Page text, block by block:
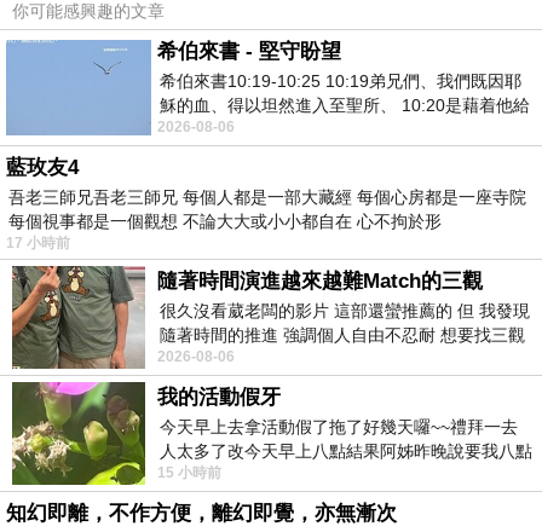
鄉村消費快於城鎮消費，商品消費增長快於餐飲
消費，網絡消費增長快於實體店消費，非耐用消
費品消費快於耐用消費品消費。此外，高虎城表
示商務部還將積極支持當前出現的一些新的具有
潛力的貿易方式和新型服務，擴大鼓勵進口技術
和產品目錄，支持服務外包發展。另外，高虎城
還透露，商務部正在會同有關部門研究出臺搞活
流通、促進消費的具體措施，其中生鮮物流將會
受到重點支持。他表示，商務部正在研究如何通
過貸款貼息、專項補貼、土地出讓等措施，加快
發展農產品批發市場、農產品冷鏈物流設施、大
型物流配送中心等具有公益性質的流通設施，為
搞活流通、促進消費提供更有利的基礎條件。生
鮮物流成電商佈局重點農產品物流在中國電商市
場中需求量旺盛。最近，天貓、蘇寧易購、一號
你可能感興趣的文章
希伯來書 - 堅守盼望
希伯來書10:19-10:25 10:19弟兄們、我們既因耶
穌的血、得以坦然進入至聖所、 10:20是藉着他給
我們開了一條又新又活的路從幔子經過
2026-08-06
藍玫友4
吾老三師兄吾老三師兄 每個人都是一部大藏經 每個心房都是一座寺院
每個視事都是一個觀想 不論大大或小小都自在 心不拘於形
17 小時前
隨著時間演進越來越難Match的三觀
很久沒看葳老闆的影片 這部還蠻推薦的 但 我發現
隨著時間的推進 強調個人自由不忍耐 想要找三觀
接近的不要說對象 連朋友都超
2026-08-06
我的活動假牙
今天早上去拿活動假了拖了好幾天囉~~禮拜一去
人太多了改今天早上八點結果阿姊昨晚說要我八點
去西螺農會~回到莿桐都8點半多了
15 小時前
知幻即離，不作方便，離幻即覺，亦無漸次